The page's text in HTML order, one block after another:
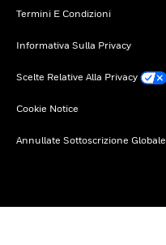
Termini E Condizioni
Informativa Sulla Privacy
Scelte Relative Alla Privacy
Cookie Notice
Annullate Sottoscrizione Globale